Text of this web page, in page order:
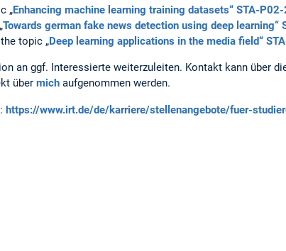
„Enhancing machine learning training datasets“ STA-
Towards german fake news detection using deep learning“
topic „Deep learning applications in the media field“
an ggf. Interessierte weiterzuleiten. Kontakt kann über
über mich aufgenommen werden.
https://www.irt.de/de/karriere/stellenangebote/fuer-